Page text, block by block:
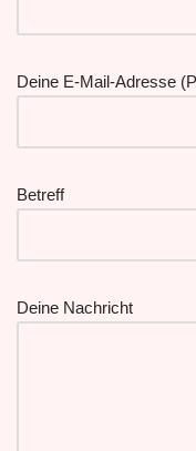
Deine E-Mail-Adresse
Betreff
Deine Nachricht